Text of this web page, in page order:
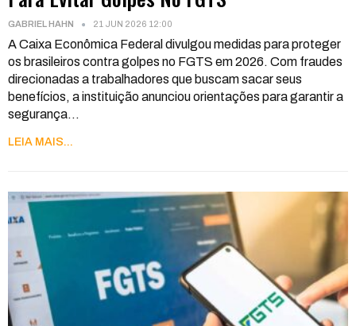
GABRIEL HAHN 21 JUN 2026 12:00
A Caixa Econômica Federal divulgou medidas para proteger
os brasileiros contra golpes no FGTS em 2026. Com fraudes
direcionadas a trabalhadores que buscam sacar seus
benefícios, a instituição anunciou orientações para garantir a
segurança…
LEIA MAIS...